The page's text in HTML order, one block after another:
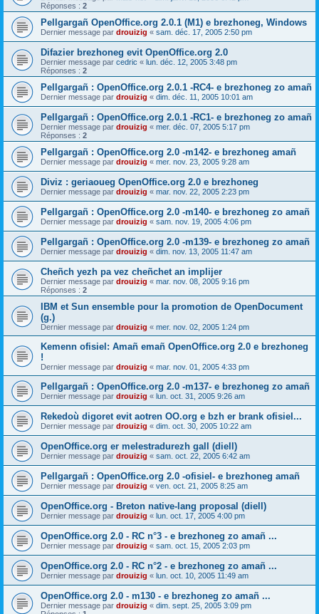
Réponses : 2
Pellgargañ OpenOffice.org 2.0.1 (M1) e brezhoneg, Windows
Dernier message par drouizig « sam. déc. 17, 2005 2:50 pm
Difazier brezhoneg evit OpenOffice.org 2.0
Dernier message par cedric « lun. déc. 12, 2005 3:48 pm
Réponses : 2
Pellgargañ : OpenOffice.org 2.0.1 -RC4- e brezhoneg zo amañ
Dernier message par drouizig « dim. déc. 11, 2005 10:01 am
Pellgargañ : OpenOffice.org 2.0.1 -RC1- e brezhoneg zo amañ
Dernier message par drouizig « mer. déc. 07, 2005 5:17 pm
Réponses : 2
Pellgargañ : OpenOffice.org 2.0 -m142- e brezhoneg amañ
Dernier message par drouizig « mer. nov. 23, 2005 9:28 am
Diviz : geriaoueg OpenOffice.org 2.0 e brezhoneg
Dernier message par drouizig « mar. nov. 22, 2005 2:23 pm
Pellgargañ : OpenOffice.org 2.0 -m140- e brezhoneg zo amañ
Dernier message par drouizig « sam. nov. 19, 2005 4:06 pm
Pellgargañ : OpenOffice.org 2.0 -m139- e brezhoneg zo amañ
Dernier message par drouizig « dim. nov. 13, 2005 11:47 am
Cheñch yezh pa vez cheñchet an implijer
Dernier message par drouizig « mar. nov. 08, 2005 9:16 pm
Réponses : 2
IBM et Sun ensemble pour la promotion de OpenDocument
(g.)
Dernier message par drouizig « mer. nov. 02, 2005 1:24 pm
Kemenn ofisiel: Amañ emañ OpenOffice.org 2.0 e brezhoneg
!
Dernier message par drouizig « mar. nov. 01, 2005 4:33 pm
Pellgargañ : OpenOffice.org 2.0 -m137- e brezhoneg zo amañ
Dernier message par drouizig « lun. oct. 31, 2005 9:26 am
Rekedoù digoret evit aotren OO.org e bzh er brank ofisiel...
Dernier message par drouizig « dim. oct. 30, 2005 10:22 am
OpenOffice.org er melestradurezh gall (diell)
Dernier message par drouizig « sam. oct. 22, 2005 6:42 am
Pellgargañ : OpenOffice.org 2.0 -ofisiel- e brezhoneg amañ
Dernier message par drouizig « ven. oct. 21, 2005 8:25 am
OpenOffice.org - Breton native-lang proposal (diell)
Dernier message par drouizig « lun. oct. 17, 2005 4:00 pm
OpenOffice.org 2.0 - RC n°3 - e brezhoneg zo amañ ...
Dernier message par drouizig « sam. oct. 15, 2005 2:03 pm
OpenOffice.org 2.0 - RC n°2 - e brezhoneg zo amañ ...
Dernier message par drouizig « lun. oct. 10, 2005 11:49 am
OpenOffice.org 2.0 - m130 - e brezhoneg zo amañ ...
Dernier message par drouizig « dim. sept. 25, 2005 3:09 pm